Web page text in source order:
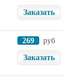
Заказать
269
руб
Заказать